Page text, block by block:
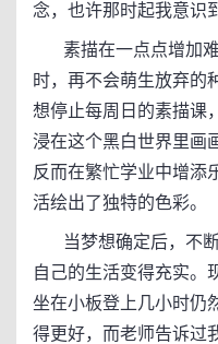
念，也许那时起我意识
素描在一点点增加难
时，再不会萌生放弃的
想停止每周日的素描课
浸在这个黑白世界里画
反而在繁忙学业中增添
活绘出了独特的色彩。
当梦想确定后，不断
自己的生活变得充实。
坐在小板登上几小时仍
得更好，而老师告诉过